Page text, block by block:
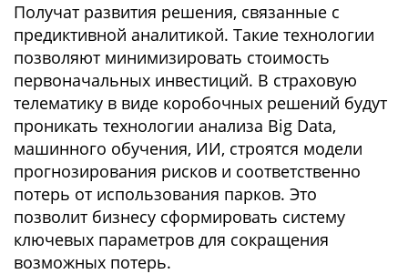
Получат развития решения, связанные с
предиктивной аналитикой. Такие технологии
позволяют минимизировать стоимость
первоначальных инвестиций. В страховую
телематику в виде коробочных решений будут
проникать технологии анализа Big Data,
машинного обучения, ИИ, строятся модели
прогнозирования рисков и соответственно
потерь от использования парков. Это
позволит бизнесу сформировать систему
ключевых параметров для сокращения
возможных потерь.